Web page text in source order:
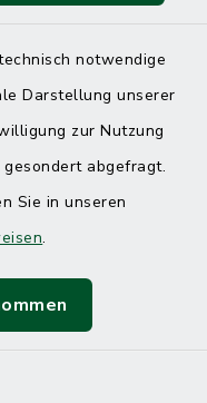
notwendige
Darstellung unserer
zur Nutzung
abgefragt.
Sie in unseren
.